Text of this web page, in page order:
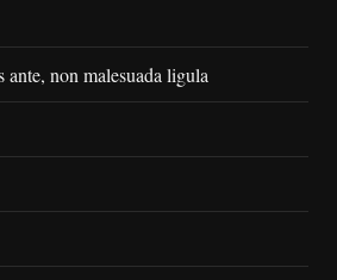
non malesuada ligula